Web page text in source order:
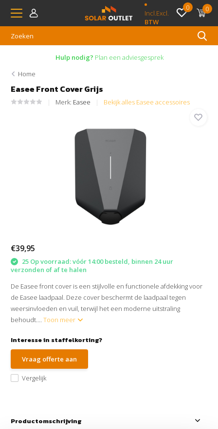
Incl.Excl.
BTW
0 0
Hulp nodig? Plan een adviesgesprek
Home
Easee Front Cover Grijs
Merk: Easee Bekijk alles Easee accessoires
€39,95
25 Op voorraad: vóór 14:00 besteld, binnen 24 uur
verzonden of af te halen
De Easee front cover is een stijlvolle en functionele afdekking voor
de Easee laadpaal. Deze cover beschermt de laadpaal tegen
weersinvloeden en vuil, terwijl het een moderne uitstraling
behoudt....Toon meer
Interesse in staffelkorting?
Vraag offerte aan
Vergelijk
Productomschrijving